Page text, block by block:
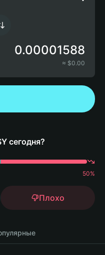
0.00001588
≈ $0.00
сегодня?
50%
Плохо